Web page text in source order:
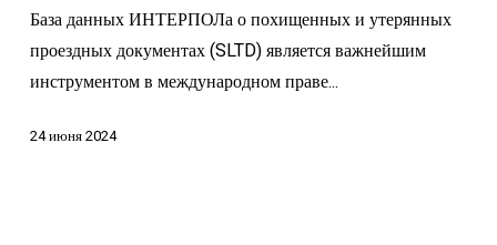
База данных ИНТЕРПОЛа о похищенных и утерянных
проездных документах (SLTD) является важнейшим
инструментом в международном праве...
24 июня 2024